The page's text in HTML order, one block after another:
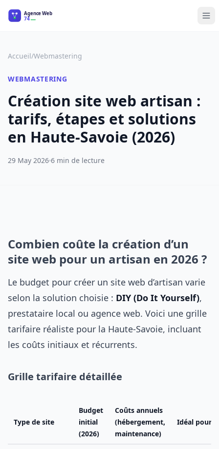
E-commerce
Formation Digitale
Accueil/Webmastering
WEBMASTERING
Création site web artisan :
tarifs, étapes et solutions
en Haute-Savoie (2026)
29 May 2026 6 min de lecture
Combien coûte la création d’un
site web pour un artisan en 2026 ?
Le budget pour créer un site web d’artisan varie
selon la solution choisie : DIY (Do It Yourself),
prestataire local ou agence web. Voici une grille
tarifaire réaliste pour la Haute-Savoie, incluant
les coûts initiaux et récurrents.
Grille tarifaire détaillée
Type de site
Budget
initial
(2026)
Coûts annuels
(hébergement,
maintenance)
Idéal pour